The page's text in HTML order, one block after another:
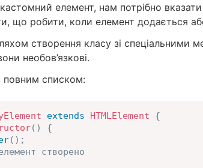
елемент, нам потрібно
що робити, коли елемент додається
створення класу зі спеціальними
необов’язкові.
повним списком:
extends HTMLElement
{
( )
{
( ) ;
створено